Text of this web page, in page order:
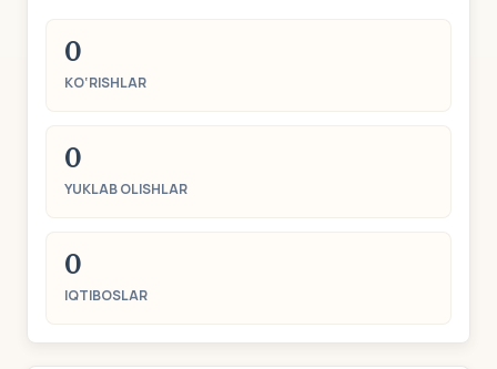
0
KO‘RISHLAR
0
YUKLAB OLISHLAR
0
IQTIBOSLAR